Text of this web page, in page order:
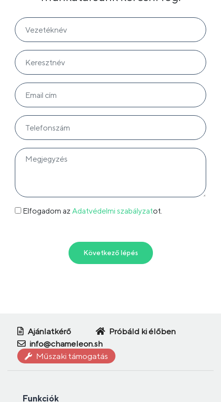
Elfogadom az Adatvédelmi szabályzatot.
Következő lépés
Ajánlatkérő
Próbáld ki élőben
info@chameleon.sh
Műszaki támogatás
Funkciók